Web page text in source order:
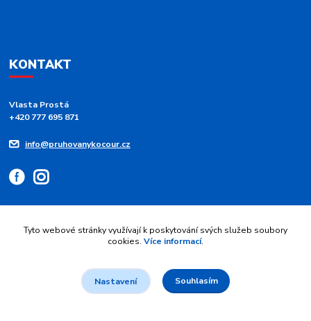
KONTAKT
Vlasta Prostá
+420 777 695 871
info@pruhovanykocour.cz
Upravit sběr cookies.
© 2026 Pruhovaný kocour - modré pruhy 💙 srdce z duhy | Vytvořil
Maier
.
Tyto webové stránky využívají k poskytování svých služeb soubory
cookies. Více informací.
Nastavení Souhlasím